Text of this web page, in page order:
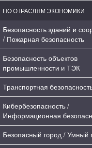
ПО ОТРАСЛЯМ ЭКОНОМИКИ
Безопасность зданий и
/ Пожарная безопасность
Безопасность объектов
промышленности и ТЭК
Транспортная
Кибербезопасность /
Информационная
Безопасный город / Умный